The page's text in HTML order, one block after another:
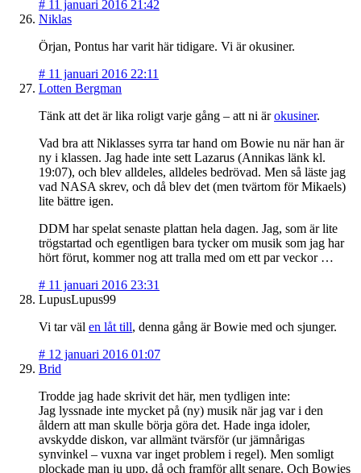
# 11 januari 2016 21:42
Niklas
Örjan, Pontus har varit här tidigare. Vi är okusiner.
# 11 januari 2016 22:11
Lotten Bergman
Tänk att det är lika roligt varje gång – att ni ärokusiner.
Vad bra att Niklasses syrra tar hand om Bowie nu när han är
ny i klassen. Jag hade inte sett Lazarus (Annikas länk kl.
19:07), och blev alldeles, alldeles bedrövad. Men så läste jag
vad NASA skrev, och då blev det (men tvärtom för Mikaels)
lite bättre igen.
DDM har spelat senaste plattan hela dagen. Jag, som är lite
trögstartad och egentligen bara tycker om musik som jag har
hört förut, kommer nog att tralla med om ett par veckor …
# 11 januari 2016 23:31
LupusLupus99
Vi tar väl en låt till, denna gång är Bowie med och sjunger.
# 12 januari 2016 01:07
Brid
Trodde jag hade skrivit det här, men tydligen inte:
Jag lyssnade inte mycket på (ny) musik när jag var i den
åldern att man skulle börja göra det. Hade inga idoler,
avskydde diskon, var allmänt tvärsför (ur jämnårigas
synvinkel – vuxna var inget problem i regel). Men somligt
plockade man ju upp, då och framför allt senare. Och Bowies